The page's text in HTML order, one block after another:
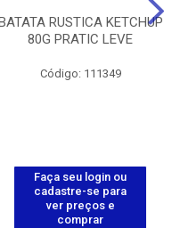
RUSTICA KETCHUP
80G PRATIC LEVE
Código: 111349
Faça seu login ou
cadastre-se para
ver preços e
comprar